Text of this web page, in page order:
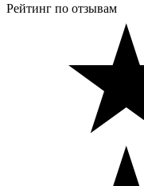
Рейтинг по отзывам